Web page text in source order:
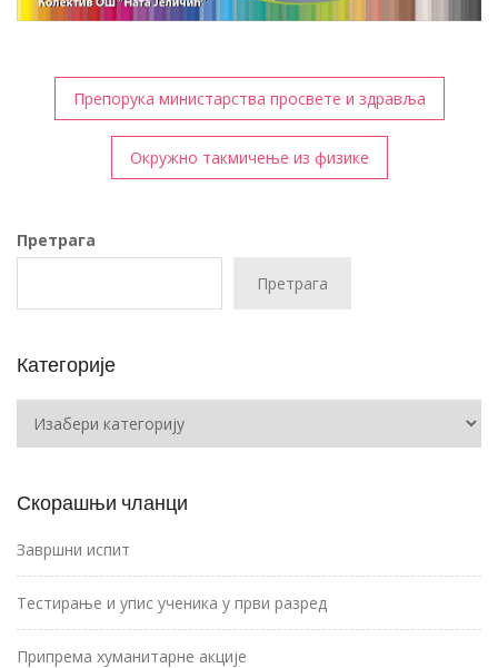
Кретање
чланка
Препорука министарства просвете и здравља
Окружно такмичење из физике
Претрага
Претрага
Категорије
Скорашњи чланци
Завршни испит
Тестирање и упис ученика у први разред
Припрема хуманитарне акције